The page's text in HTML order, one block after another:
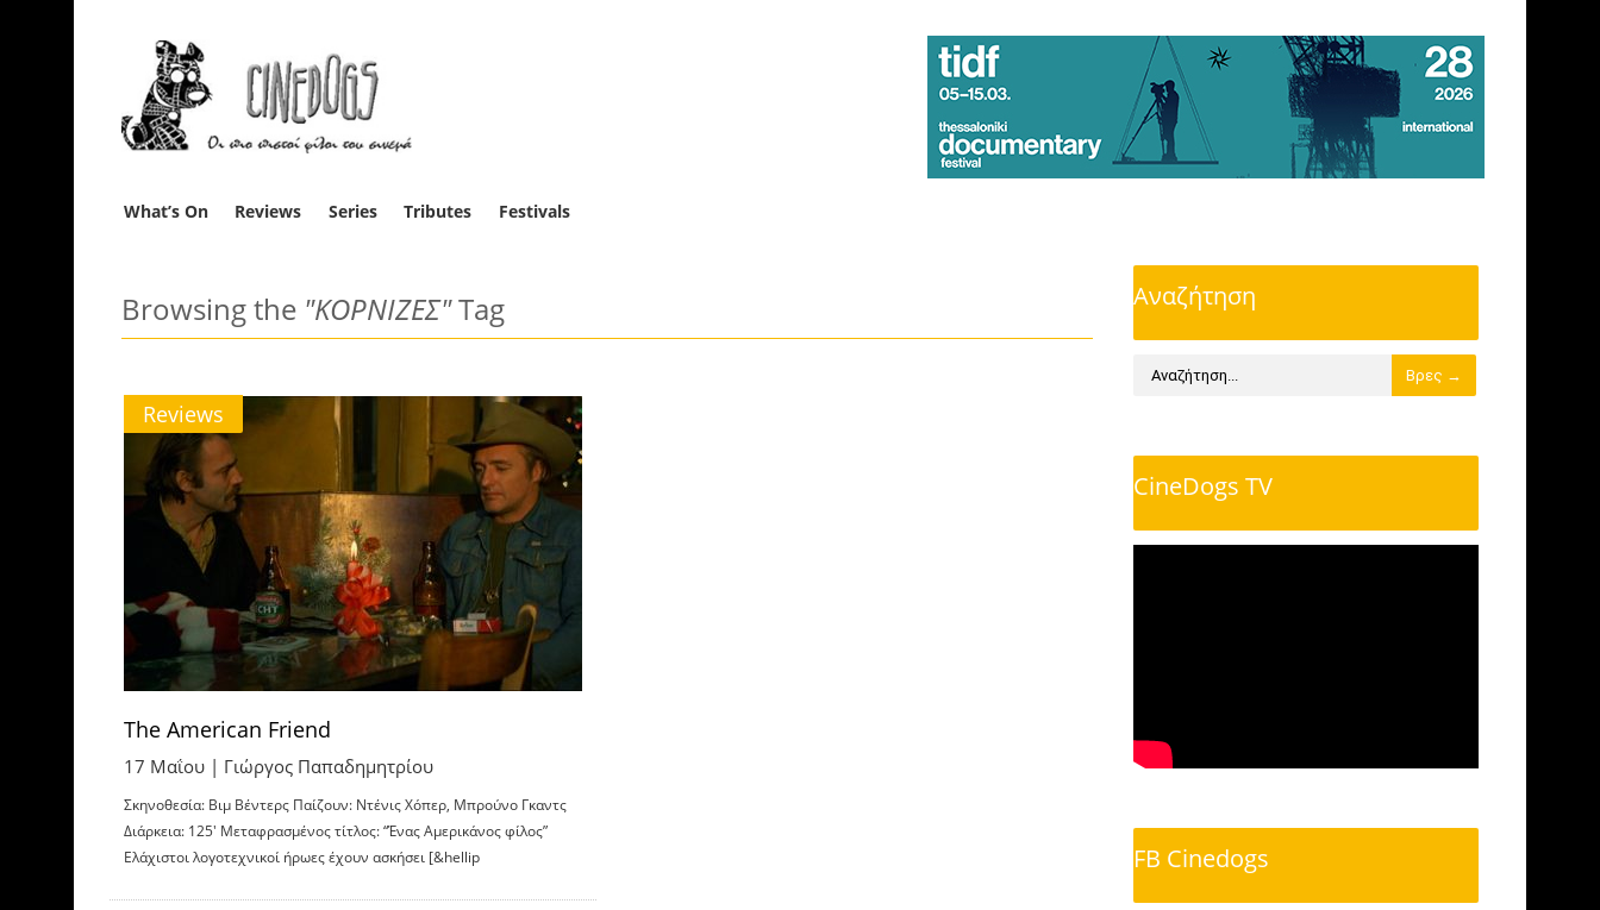
What’s On Reviews Series Tributes Festivals
Browsing the "ΚΟΡΝΙΖΕΣ"Tag
Reviews
The American Friend
17 Μαΐου | Γιώργος Παπαδημητρίου
Σκηνοθεσία: Βιμ Βέντερς Παίζουν: Ντένις Χόπερ, Μπρούνο Γκαντς
Διάρκεια: 125′ Μεταφρασμένος τίτλος: “Ένας Αμερικάνος φίλος”
Ελάχιστοι λογοτεχνικοί ήρωες έχουν ασκήσει [&hellip
Αναζήτηση
CineDogs TV
FB Cinedogs